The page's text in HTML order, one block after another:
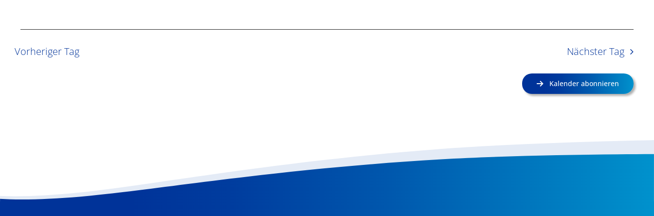
Vorheriger Tag Nächster Tag
Kalender abonnieren